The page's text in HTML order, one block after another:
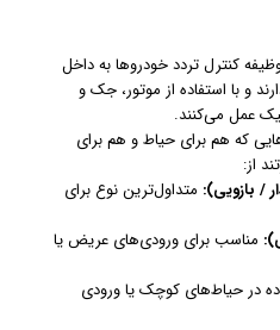
کنترل تردد خودروها به داخل
و با استفاده از موتور، جک و
عمل می‌کنند.
که هم برای حیاط و هم برای
از:
/ بازویی): متداول‌ترین نوع برای
مناسب برای ورودی‌های عریض یا
در حیاط‌های کوچک یا ورودی